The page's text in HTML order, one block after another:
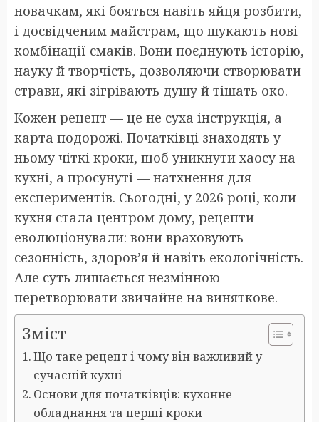
новачкам, які бояться навіть яйця розбити,
і досвідченим майстрам, що шукають нові
комбінації смаків. Вони поєднують історію,
науку й творчість, дозволяючи створювати
страви, які зігрівають душу й тішать око.
Кожен рецепт — це не суха інструкція, а
карта подорожі. Початківці знаходять у
ньому чіткі кроки, щоб уникнути хаосу на
кухні, а просунуті — натхнення для
експериментів. Сьогодні, у 2026 році, коли
кухня стала центром дому, рецепти
еволюціонували: вони враховують
сезонність, здоров’я й навіть екологічність.
Але суть лишається незмінною —
перетворювати звичайне на виняткове.
Зміст
Що таке рецепт і чому він важливий у
сучасній кухні
Основи для початківців: кухонне
обладнання та перші кроки